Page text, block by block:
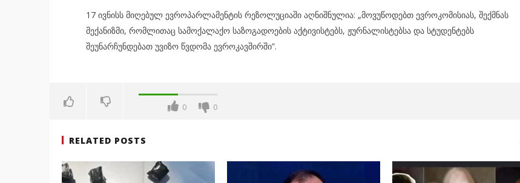
17 ივნისს მიღებულ ევროპარლამენტის რეზოლუციაში აღნიშნულია: „მოვუწოდებთ ევროკომისიას, შექმნას
მექანიზმი, რომლითაც სამოქალაქო საზოგადოების აქტივისტებს, ჟურნალისტებსა და სტუდენტებს
შეუნარჩუნდებათ უვიზო წვდომა ევროკავშირში”.
0 0
RELATED POSTS